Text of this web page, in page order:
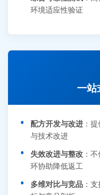
环境适应性验证
一
配方开发与改进 ：
与技术改进
失效改进与整改 ：
环协助降低返工
多维对比与竞品 ：